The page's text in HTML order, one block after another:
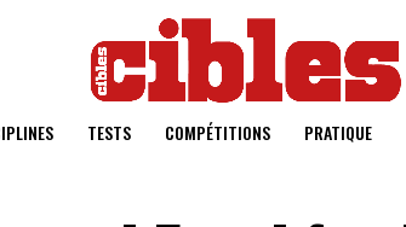
TESTS COMPÉTITIONS PRATIQUE